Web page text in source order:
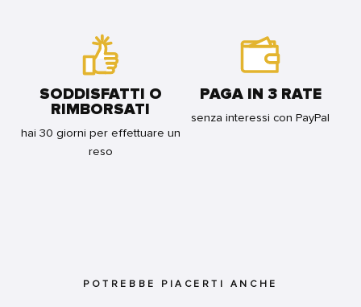
SODDISFATTI O
RIMBORSATI
hai 30 giorni per effettuare un
reso
PAGA IN 3 RATE
senza interessi con PayPal
POTREBBE PIACERTI ANCHE